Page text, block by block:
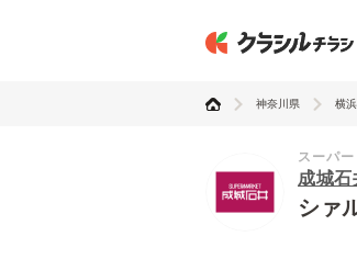
神奈川県 横
スーパー
成城石
シァ